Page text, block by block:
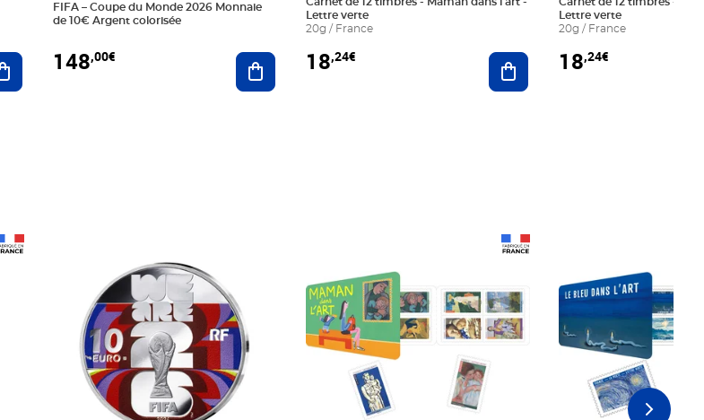
Ajouter au panier
FIFA – Coupe du Monde 2026 Monnaie
de 10€ Argent colorisée
148,00€ Ajouter au panier
Lettre verte
20g / France
18,24€ Ajouter au panier
Lettre verte
20g / France
18,24€